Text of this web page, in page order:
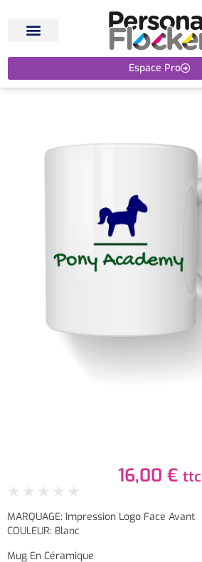
Espace Pro
16,00 € ttc
★ ★ ★ ★ ★
MARQUAGE: Impression Logo Face Avant
COULEUR: Blanc
Mug En Céramique